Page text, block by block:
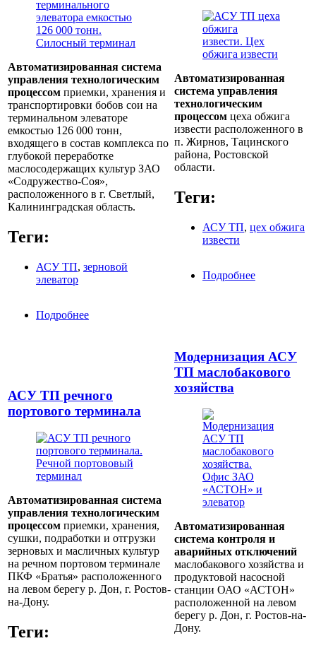
Автоматизированная система
управления технологическим
процессом приемки, хранения и
транспортировки бобов сои на
терминальном элеваторе
емкостью 126 000 тонн,
входящего в состав комплекса по
глубокой переработке
маслосодержащих культур ЗАО
«Содружество-Соя»,
расположенного в г. Светлый,
Калининградская область.
Теги:
АСУ ТП, зерновой
элеватор
Подробнее
Автоматизированная
система управления
технологическим
процессом цеха обжига
извести расположенного в
п. Жирнов, Тацинского
района, Ростовской
области.
Теги:
АСУ ТП, цех обжига
извести
Подробнее
АСУ ТП речного
портового терминала
Автоматизированная система
управления технологическим
процессом приемки, хранения,
сушки, подработки и отгрузки
зерновых и масличных культур
на речном портовом терминале
ПКФ «Братья» расположенного
на левом берегу р. Дон, г. Ростов-
на-Дону.
Теги:
Модернизация АСУ
ТП маслобакового
хозяйства
Автоматизированная
система контроля и
аварийных отключений
маслобакового хозяйства и
продуктовой насосной
станции ОАО «АСТОН»
расположенной на левом
берегу р. Дон, г. Ростов-на-
Дону.